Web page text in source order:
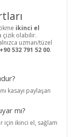
ikinci el
çizik olabilir.
uzman/tüzel
+90 532 791 52 00.
kasayı paylaşan
mı?
için ikinci el, sağlam